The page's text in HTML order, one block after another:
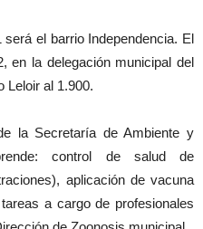
el barrio Independencia. El
en la delegación municipal del
Leloir al 1.900.
la Secretaría de Ambiente y
control de salud de
aplicación de vacuna
a cargo de profesionales